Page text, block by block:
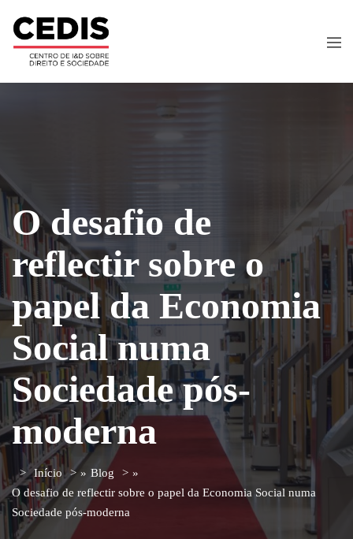
O desafio de
reflectir sobre o
papel da Economia
Social numa
Sociedade pós-
moderna
Início » Blog
»
O desafio de reflectir sobre o papel da Economia Social numa
Sociedade pós-moderna